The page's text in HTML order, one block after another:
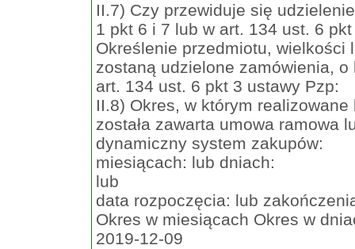
II.7) Czy przewiduje się
1 pkt 6 i 7 lub w art. 134 ust. 6
Określenie przedmiotu, wielkości
zostaną udzielone zamówienia,
art. 134 ust. 6 pkt 3 ustawy Pzp:
II.8) Okres, w którym
została zawarta umowa ramowa
dynamiczny system zakupów:
miesiącach: lub dniach:
lub
data rozpoczęcia: lub
Okres w miesiącach Okres w
2019-12-09